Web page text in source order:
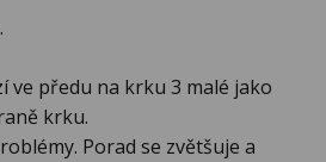
ve předu na krku 3 malé jako
krku.
Porad se zvětšuje a